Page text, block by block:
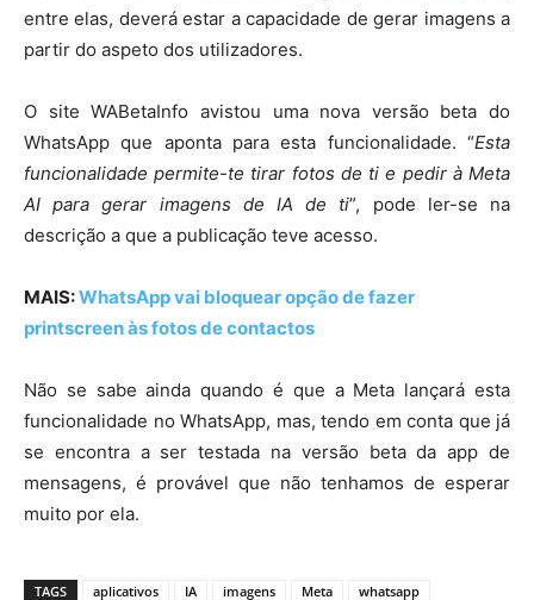
entre elas, deverá estar a capacidade de gerar imagens a
partir do aspeto dos utilizadores.
O site WABetaInfo avistou uma nova versão beta do
WhatsApp que aponta para esta funcionalidade. “Esta
funcionalidade permite-te tirar fotos de ti e pedir à Meta
AI para gerar imagens de IA de ti”, pode ler-se na
descrição a que a publicação teve acesso.
MAIS:WhatsApp vai bloquear opção de fazer
printscreen às fotos de contactos
Não se sabe ainda quando é que a Meta lançará esta
funcionalidade no WhatsApp, mas, tendo em conta que já
se encontra a ser testada na versão beta da app de
mensagens, é provável que não tenhamos de esperar
muito por ela.
TAGS aplicativos IA imagens Meta whatsapp